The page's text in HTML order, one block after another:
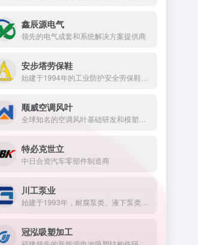
鑫辰源电气
领先的电气成套和系统解决方案提供商
安步塔劳保鞋
顺威空调风叶
特必克世立
中日合资汽车零部件制造商
川工泵业
冠泓吸塑加工